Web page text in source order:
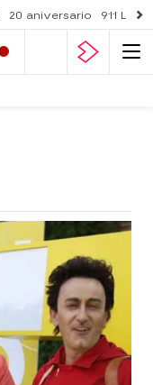
20 aniversario 911